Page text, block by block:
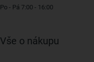
Po - Pá 7:00 - 16:00
Vše o nákupu